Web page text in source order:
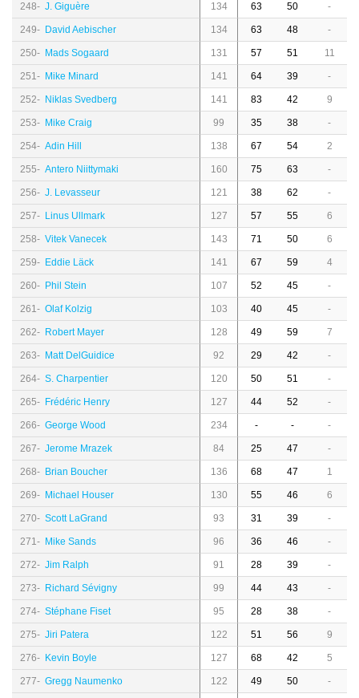
248- J. Giguère 134 63 50 -
249- David Aebischer 134 63 48 -
250- Mads Sogaard 131 57 51 11
251- Mike Minard 141 64 39 -
252- Niklas Svedberg 141 83 42 9
253- Mike Craig 99 35 38 -
254- Adin Hill 138 67 54 2
255- Antero Niittymaki 160 75 63 -
256- J. Levasseur 121 38 62 -
257- Linus Ullmark 127 57 55 6
258- Vitek Vanecek 143 71 50 6
259- Eddie Läck 141 67 59 4
260- Phil Stein 107 52 45 -
261- Olaf Kolzig 103 40 45 -
262- Robert Mayer 128 49 59 7
263- Matt DelGuidice 92 29 42 -
264- S. Charpentier 120 50 51 -
265- Frédéric Henry 127 44 52 -
266- George Wood 234 - - -
267- Jerome Mrazek 84 25 47 -
268- Brian Boucher 136 68 47 1
269- Michael Houser 130 55 46 6
270- Scott LaGrand 93 31 39 -
271- Mike Sands 96 36 46 -
272- Jim Ralph 91 28 39 -
273- Richard Sévigny 99 44 43 -
274- Stéphane Fiset 95 28 38 -
275- Jiri Patera 122 51 56 9
276- Kevin Boyle 127 68 42 5
277- Gregg Naumenko 122 49 50 -